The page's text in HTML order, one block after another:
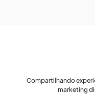
Compartilhando
marketing